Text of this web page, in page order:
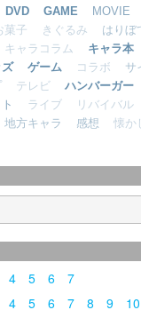
DVD GAME MOVIE
菓子 きぐるみ はりぼ
キャラコラム キャラ本
ズ ゲーム コラボ サ
テレビ ハンバーガー
ライブ リバイバル
地方キャラ 感想 懐か
4 5 6
7
4 5 6 7 8 9 10